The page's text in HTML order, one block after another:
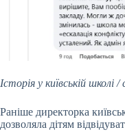
Історія у київській
Раніше директорка
дозволяла дітям